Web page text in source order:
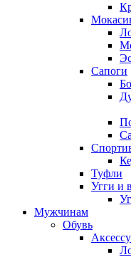
Сапоги
Туфли
Угги и
Мужчинам
Обувь